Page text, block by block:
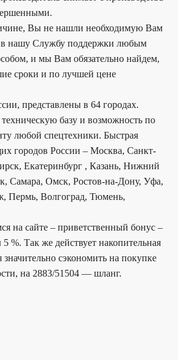
Вы не нашли необходимую Вам
в нашу Службу поддержки любым
и мы Вам обязательно найдем,
сроки и по лучшей цене
представлены в 64 городах.
базу и возможность по
любой спецтехники. Быстрая
городов России – Москва, Санкт-
Екатеринбург , Казань, Нижний
Самара, Омск, Ростов-на-Дону, Уфа,
Пермь, Волгоград, Тюмень,
на сайте – приветственный бонус –
%. Так же действует накопительная
сэкономить на покупке
на 2883/51504 — шланг.